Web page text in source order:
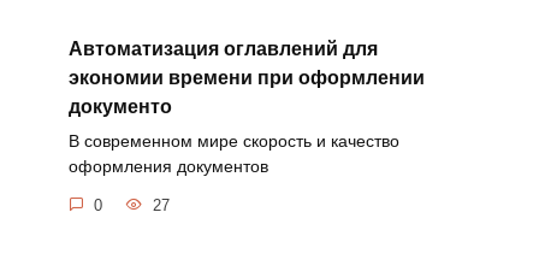
Автоматизация оглавлений для
экономии времени при оформлении
документо
В современном мире скорость и качество
оформления документов
0 27